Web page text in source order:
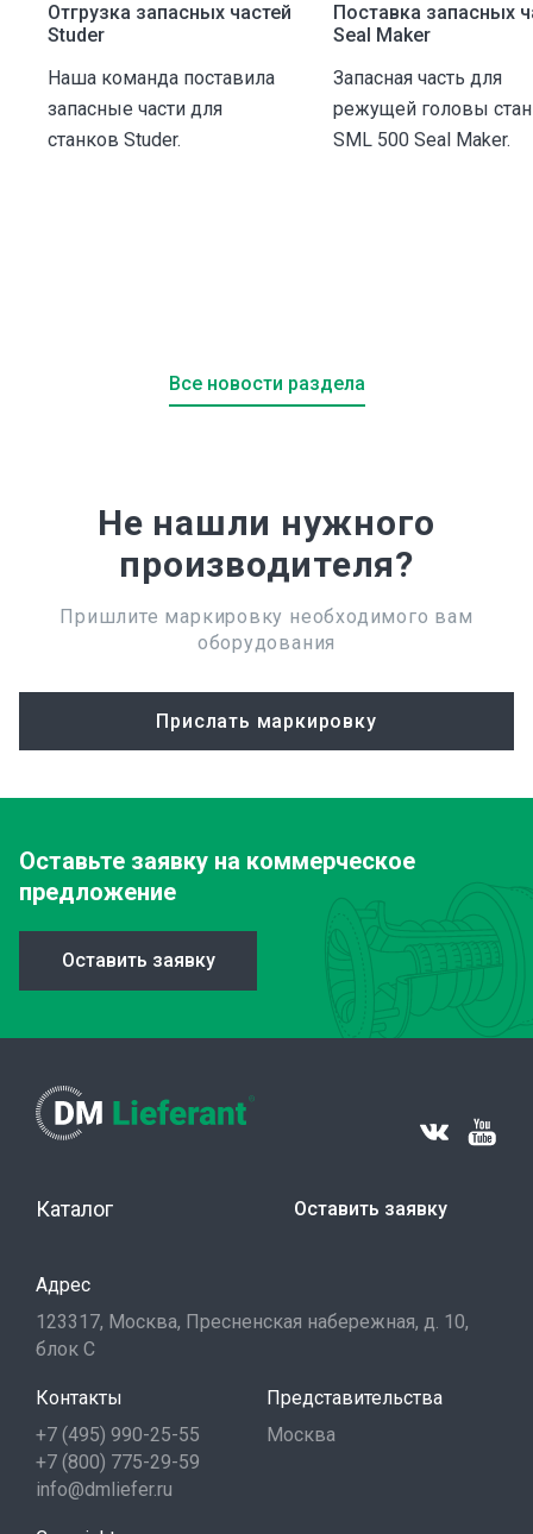
Отгрузка запасных частей
Studer
Наша команда поставила
запасные части для
станков Studer.
Поставка запасных
Seal Maker
Запасная часть для
режущей головы
SML 500 Seal Maker.
Все новости раздела
Не нашли нужного
производителя?
Пришлите маркировку необходимого вам
оборудования
Прислать маркировку
Оставьте заявку на коммерческое
предложение
Оставить заявку
Каталог Оставить заявку
Адрес
123317, Москва, Пресненская набережная, д. 10,
блок С
Контакты
+7 (495) 990-25-55
+7 (800) 775-29-59
info@dmliefer.ru
Представительства
Москва